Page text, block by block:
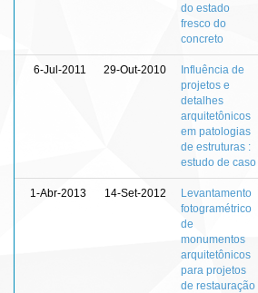
do estado
fresco do
concreto
6-Jul-2011 29-Out-2010
Influência de
projetos e
detalhes
arquitetônicos
em patologias
de estruturas :
estudo de caso
1-Abr-2013 14-Set-2012
Levantamento
fotogramétrico
de
monumentos
arquitetônicos
para projetos
de restauração